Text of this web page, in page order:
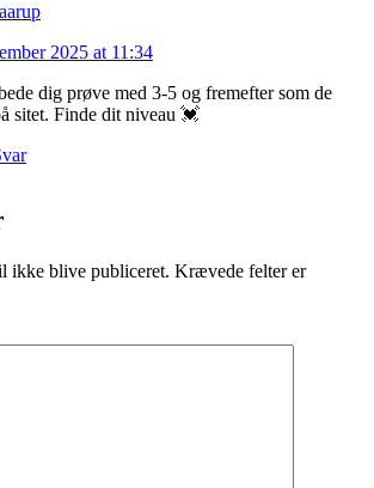
2025 at 11:34
dig prøve med 3-5 og fremefter som de
sitet. Finde dit niveau 💓
ikke blive publiceret. Krævede felter er